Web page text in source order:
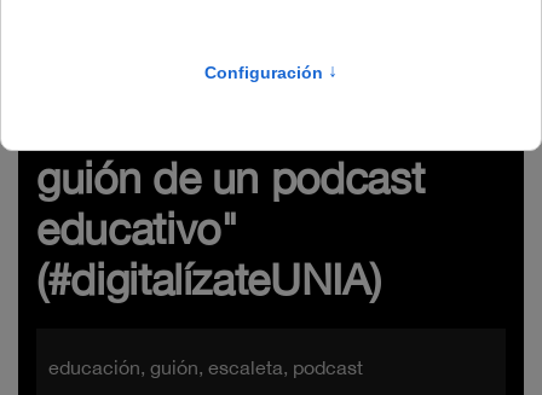
Píldora audiovisual
guión de un podcast
educativo"
(#digitalízateUNIA)
educación, guión, escaleta, podcast